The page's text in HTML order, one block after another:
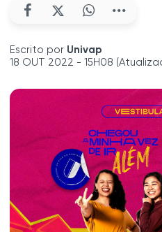
Escrito por Univap
18 OUT 2022 - 15H08